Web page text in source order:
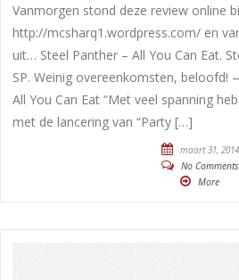
Vanmorgen stond deze review online
http://mcsharq1.wordpress.com/ en
uit… Steel Panther – All You Can Eat.
SP. Weinig overeenkomsten, beloofd!
All You Can Eat “Met veel spanning
met de lancering van “Party […]
maart 31, 2014
No Comments
More